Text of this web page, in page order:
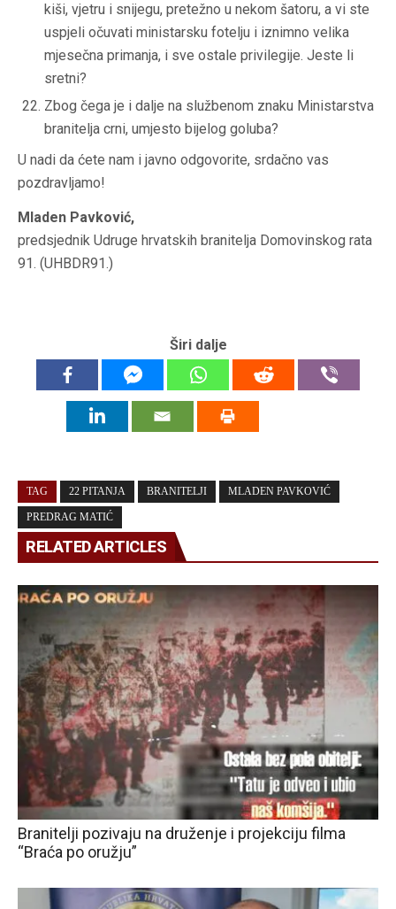
kiši, vjetru i snijegu, pretežno u nekom šatoru, a vi ste
uspjeli očuvati ministarsku fotelju i iznimno velika
mjesečna primanja, i sve ostale privilegije. Jeste li
sretni?
Zbog čega je i dalje na službenom znaku Ministarstva
branitelja crni, umjesto bijelog goluba?
U nadi da ćete nam i javno odgovorite, srdačno vas
pozdravljamo!
Mladen Pavković,
predsjednik Udruge hrvatskih branitelja Domovinskog rata
91. (UHBDR91.)
Širi dalje
TAG 22 PITANJA BRANITELJI MLADEN PAVKOVIĆ
PREDRAG MATIĆ
RELATED ARTICLES
Branitelji pozivaju na druženje i projekciju filma
“Braća po oružju”